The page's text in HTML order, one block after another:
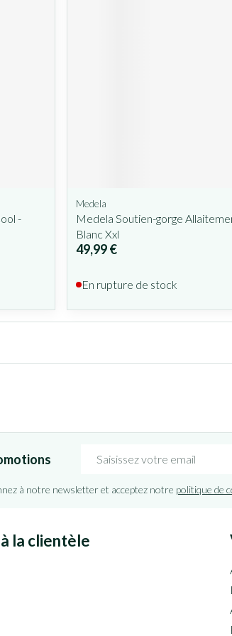
-
Medela
Medela Soutien-gorge
Blanc Xxl
49,99 €
En rupture de stock
à notre newsletter et acceptez notre politique de
la clientèle